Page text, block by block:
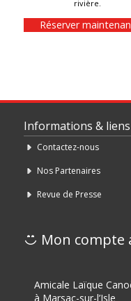
rivière.
Réserver
Informations &
Contactez-nous
Nos Partenaires
Revue de Presse
Mon compte
Amicale Laïque
à Marsac-sur-l’Isle